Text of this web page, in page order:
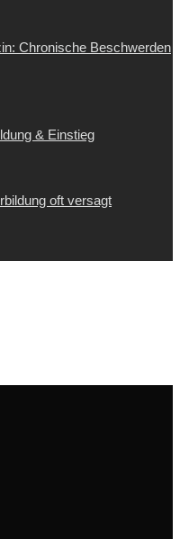
Chronische Beschwerden
& Einstieg
oft versagt